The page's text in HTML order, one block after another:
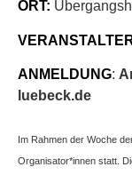
ORT:
ANMELDUNG:
luebeck.de
Im Rahmen der Woche
Organisator*innen statt.